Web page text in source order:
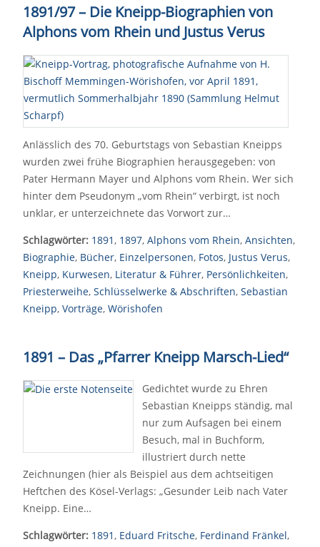
1891/97– Die Kneipp-Biographien von
Alphons vom Rhein und Justus Verus
Anlässlich des 70. Geburtstags von Sebastian Kneipps
wurden zwei frühe Biographien herausgegeben: von
Pater Hermann Mayer und Alphons vom Rhein. Wer sich
hinter dem Pseudonym „vom Rhein“ verbirgt, ist noch
unklar, er unterzeichnete das Vorwort zur…
Schlagwörter: 1891, 1897, Alphons vom Rhein, Ansichten,
Biographie, Bücher, Einzelpersonen, Fotos, Justus Verus,
Kneipp, Kurwesen, Literatur & Führer, Persönlichkeiten,
Priesterweihe, Schlüsselwerke & Abschriften, Sebastian
Kneipp, Vorträge, Wörishofen
1891 – Das „Pfarrer Kneipp Marsch-Lied“
Gedichtet wurde zu Ehren
Sebastian Kneipps ständig, mal
nur zum Aufsagen bei einem
Besuch, mal in Buchform,
illustriert durch nette
Zeichnungen (hier als Beispiel aus dem achtseitigen
Heftchen des Kösel-Verlags: „Gesunder Leib nach Vater
Kneipp. Eine…
Schlagwörter: 1891, Eduard Fritsche, Ferdinand Fränkel,